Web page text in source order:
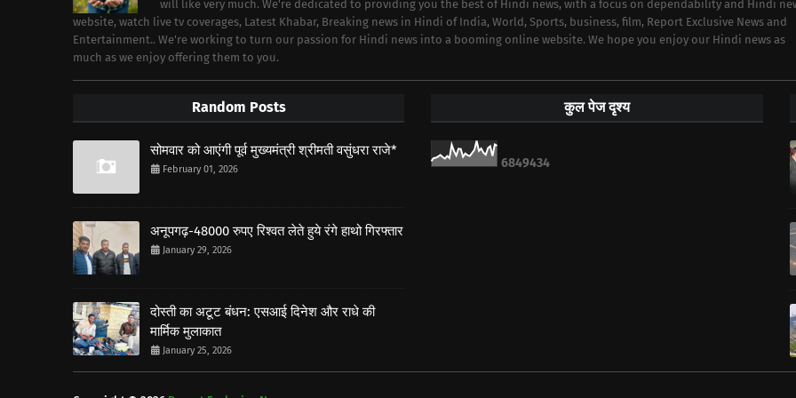
will like very much. We're dedicated to providing you the best of Hindi news, with a focus on dependability and Hindi
website, watch live tv coverages, Latest Khabar, Breaking news in Hindi of India, World, Sports, business, film, Report Exclusive News and
Entertainment.. We're working to turn our passion for Hindi news into a booming online website. We hope you enjoy our Hindi news as
much as we enjoy offering them to you.
Random Posts
सोमवार को आएंगी पूर्व मुख्यमंत्री श्रीमती वसुंधरा राजे*
February 01, 2026
अनूपगढ़-48000 रुपए रिश्वत लेते हुये रंगे हाथो गिरफ्तार
January 29, 2026
दोस्ती का अटूट बंधन: एसआई दिनेश और राधे की
मार्मिक मुलाकात
January 25, 2026
कुल पेज दृश्य
6849434